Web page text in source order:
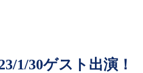
1/30ゲスト出演！